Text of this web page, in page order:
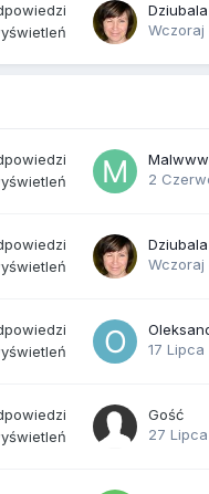
Dziubala
Wczoraj
2
Dziubala
Wczoraj
17 Lipca
Gość
27